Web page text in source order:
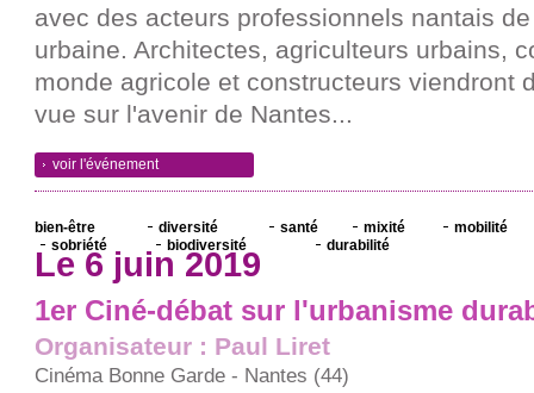
avec des acteurs professionnels nantais
urbaine. Architectes, agriculteurs urbains,
monde agricole et constructeurs viendront
vue sur l'avenir de Nantes...
voir l'événement
Le 6 juin 2019
1er Ciné-débat sur l'urbanisme
Organisateur : Paul Liret
Cinéma Bonne Garde - Nantes (44)
bien-être diversité santé mixité
mobilité
sobriété
biodiversité durabilité